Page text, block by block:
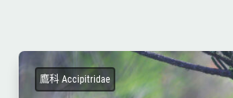
鷹科 Accipitridae